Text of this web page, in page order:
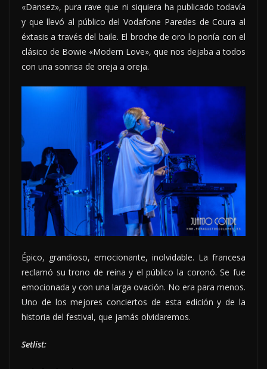
«Dansez», pura rave que ni siquiera ha publicado todavía
y que llevó al público del Vodafone Paredes de Coura al
éxtasis a través del baile. El broche de oro lo ponía con el
clásico de Bowie «Modern Love», que nos dejaba a todos
con una sonrisa de oreja a oreja.
Épico, grandioso, emocionante, inolvidable. La francesa
reclamó su trono de reina y el público la coronó. Se fue
emocionada y con una larga ovación. No era para menos.
Uno de los mejores conciertos de esta edición y de la
historia del festival, que jamás olvidaremos.
Setlist: